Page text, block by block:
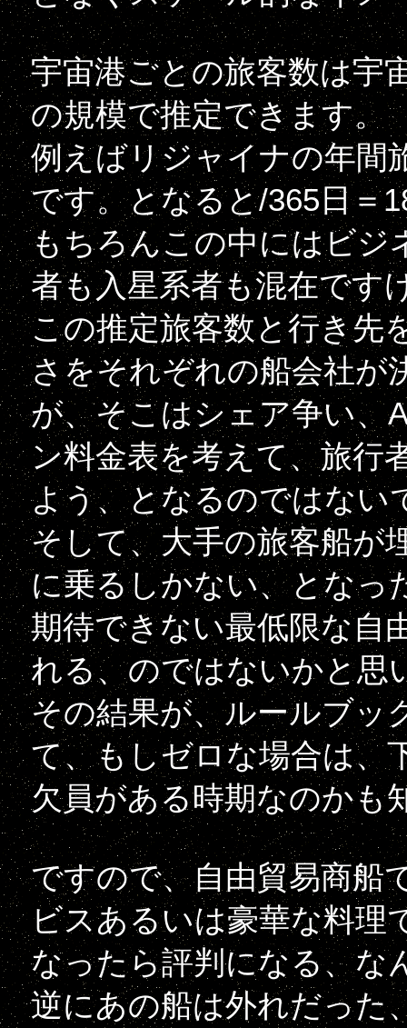
宇宙港ごとの旅客数は宇
の規模で推定できます。
例えばリジャイナの年間
です。となると/365日＝
もちろんこの中にはビジ
者も入星系者も混在です
この推定旅客数と行き先
さをそれぞれの船会社が
が、そこはシェア争い、
ン料金表を考えて、旅行
よう、となるのではない
そして、大手の旅客船が
に乗るしかない、となっ
期待できない最低限な自
れる、のではないかと思
その結果が、ルールブッ
て、もしゼロな場合は、
欠員がある時期なのかも
ですので、自由貿易商船
ビスあるいは豪華な料理
なったら評判になる、な
逆にあの船は外れだった